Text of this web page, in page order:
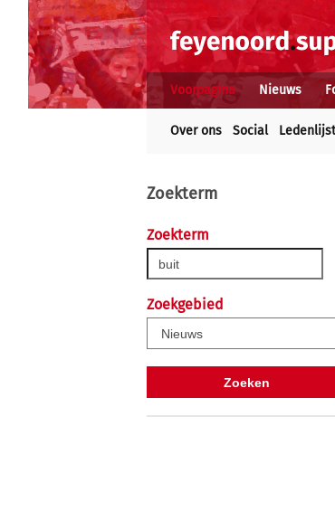
Voorpagina Nieuws
Over ons Social Ledenlijst
Zoekterm
Zoekterm
Zoekgebied